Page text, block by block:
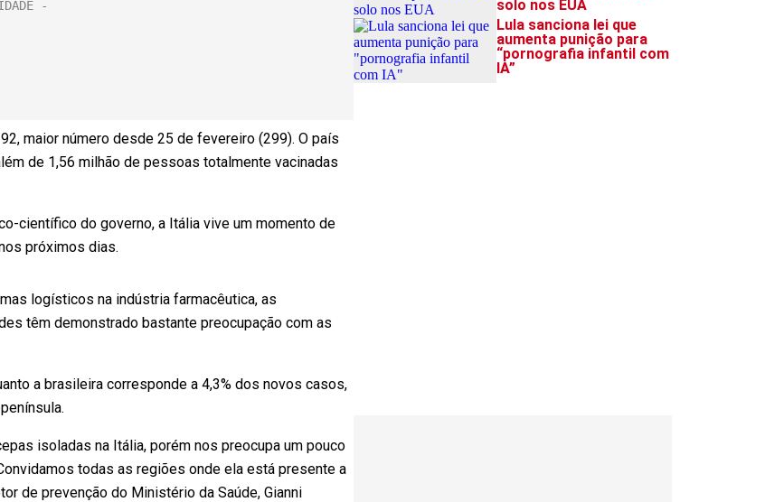
maior número desde 25 de fevereiro (299). O país
de 1,56 milhão de pessoas totalmente vacinadas
científico do governo, a Itália vive um momento de
próximos dias.
logísticos na indústria farmacêutica, as
têm demonstrado bastante preocupação com as
a brasileira corresponde a 4,3% dos novos casos,
isoladas na Itália, porém nos preocupa um pouco
todas as regiões onde ela está presente a
de prevenção do Ministério da Saúde, Gianni